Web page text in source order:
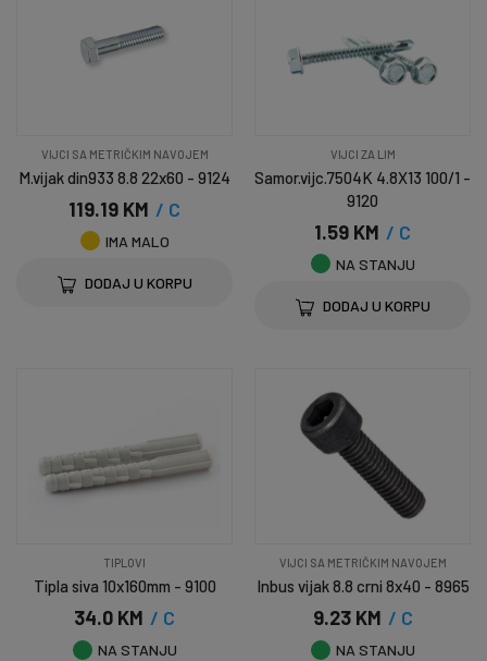
VIJCI SA METRIČKIM NAVOJEM
M.vijak din933 8.8 22x60 - 9124
119.19 KM / C
IMA MALO
DODAJ U KORPU
VIJCI ZA LIM
Samor.vijc.7504K 4.8X13 100/1 -
9120
1.59 KM / C
NA STANJU
DODAJ U KORPU
TIPLOVI
Tipla siva 10x160mm - 9100
34.0 KM / C
NA STANJU
VIJCI SA METRIČKIM NAVOJEM
Inbus vijak 8.8 crni 8x40 - 8965
9.23 KM / C
NA STANJU